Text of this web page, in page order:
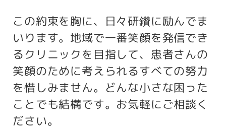
この約束を胸に、日々研鑽に励んでま
いります。地域で一番笑顔を発信でき
るクリニックを目指して、患者さんの
笑顔のために考えられるすべての努力
を惜しみません。どんな小さな困った
ことでも結構です。お気軽にご相談く
ださい。